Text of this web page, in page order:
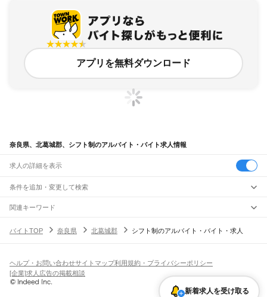
アプリを無料ダウンロード
奈良県、北葛城郡、シフト制のアルバイト・バイト求人情報
求人の詳細を表示
条件を追加・変更して検索
市区町村を追加・変更
奈良県すべて
駅を追加・変更
平城山駅奈良駅 郡山駅 大和小泉駅法隆寺駅 王寺駅 三郷駅
奈良線
平城山駅 奈良駅
飲食・フードサービス
飲食・フードサービス
ホールスタッフ
皿洗い・洗い場精肉・鮮魚加工
バー（BAR）・バーテンダー
特徴を追加・変更
人気
髪型・髪色自由ひげOKネイルOK
関連キーワード
奈良県 希望シフト制
奈良県 自由シフト
バイトTOP 奈良県 北葛城郡 シフト制のアルバイト・バイト・求人
新着求人を受け取る
ヘルプ・お問い合わせサイトマップ利用規約・プライバシーポリシー
[企業]求人広告の掲載相談